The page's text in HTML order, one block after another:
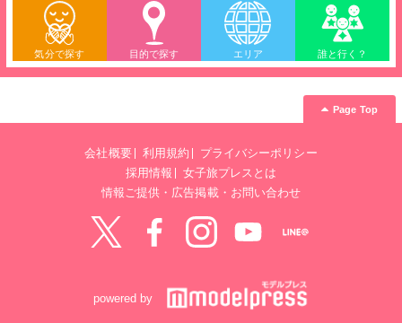
気分で探す 目的で探す エリア 誰と行く？
Page Top
会社概要 利用規約
プライバシーポリシー
採用情報
女子旅プレスとは
情報ご提供・広告掲載・お問い合わせ
powered by